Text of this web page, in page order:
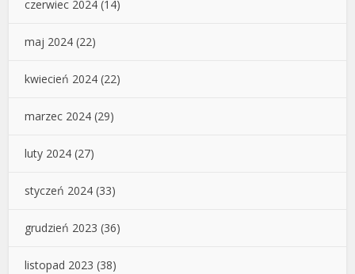
czerwiec 2024 (14)
maj 2024 (22)
kwiecień 2024 (22)
marzec 2024 (29)
luty 2024 (27)
styczeń 2024 (33)
grudzień 2023 (36)
listopad 2023 (38)